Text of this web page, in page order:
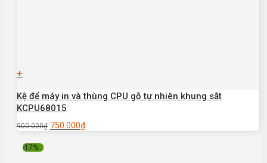
+
Kệ để máy in và thùng CPU gỗ tự nhiên khung sắt
KCPU68015
900.000₫ 750.000₫
-17%